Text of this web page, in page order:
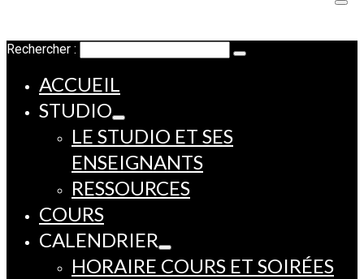
Rechercher :
ACCUEIL
STUDIO
LE STUDIO ET SES
ENSEIGNANTS
RESSOURCES
COURS
CALENDRIER
HORAIRE COURS ET SOIRÉES